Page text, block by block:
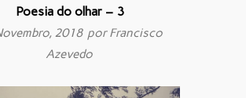
Poesia do olhar – 3
2018 porFrancisco
Azevedo